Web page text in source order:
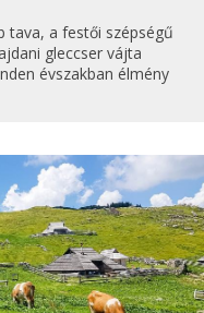
tava, a festői szépségű
gleccser vájta
évszakban élmény